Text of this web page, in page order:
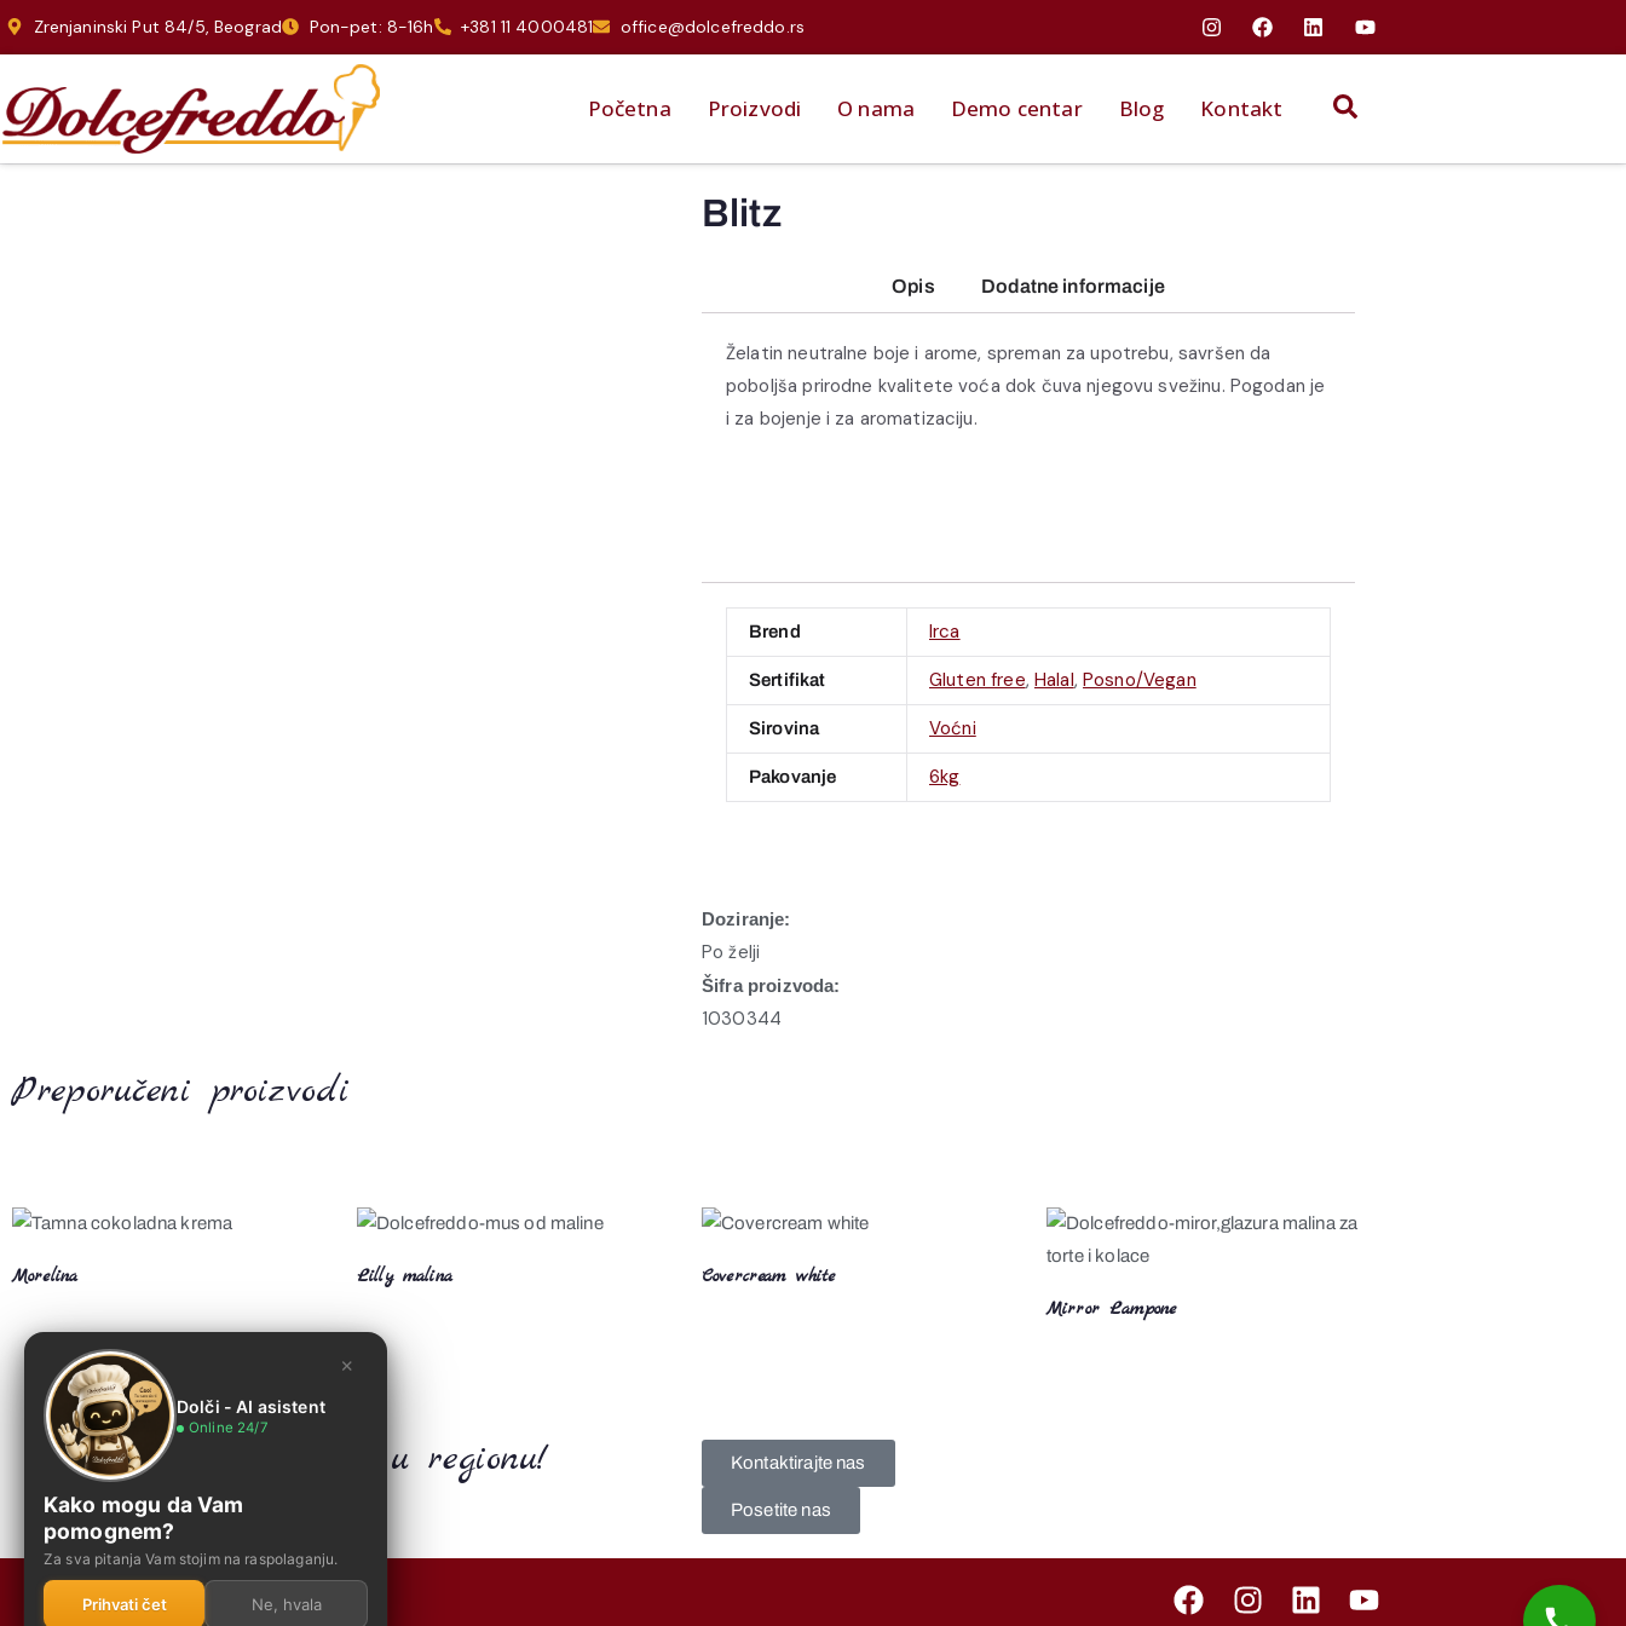
Zrenjaninski Put 84/5, Beograd Pon-pet: 8-16h +381 11 4000481 office@dolcefreddo.rs
Početna Proizvodi O nama Demo centar Blog Kontakt
Blitz
Opis Dodatne informacije
Želatin neutralne boje i arome, spreman za upotrebu, savršen da
poboljša prirodne kvalitete voća dok čuva njegovu svežinu. Pogodan je
i za bojenje i za aromatizaciju.
Brend Irca
Sertifikat Gluten free, Halal,Posno/Vegan
Sirovina Voćni
Pakovanje 6kg
Doziranje:
Po želji
Šifra proizvoda:
1030344
Preporučeni proizvodi
Morelina Lilly malina
Covercream white
Mirror Lampone
Najbolji demo centar u regionu! Kontaktirajte nas
Posetite nas
×
Dolči - AI asistent
Online 24/7
Kako mogu da Vam
pomognem?
Za sva pitanja Vam stojim na raspolaganju.
Prihvati čet Ne, hvala